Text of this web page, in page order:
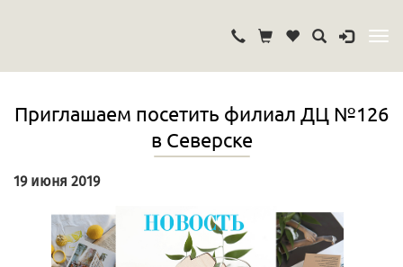
Приглашаем посетить филиал ДЦ №126
в Северске
19 июня 2019